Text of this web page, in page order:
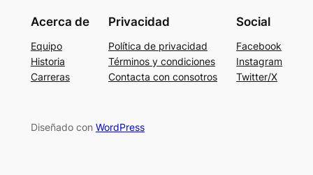
Acerca de
Equipo
Historia
Carreras
Privacidad
Política de privacidad
Términos y condiciones
Contacta con consotros
Social
Facebook
Instagram
Twitter/X
Diseñado con WordPress